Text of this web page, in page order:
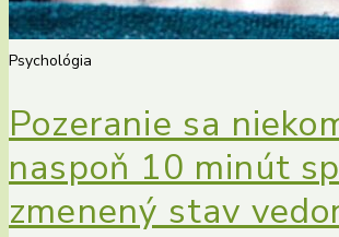
Psychológia
Pozeranie sa
naspoň 10 minút
zmenený stav